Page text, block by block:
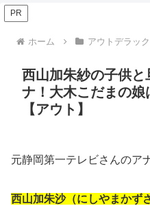
PR
ホーム アウトデラッ
西山加朱紗の子供
ナ！大木こだまの娘
【アウト】
元静岡第一テレビさんのア
西山加朱沙（にしやまかず